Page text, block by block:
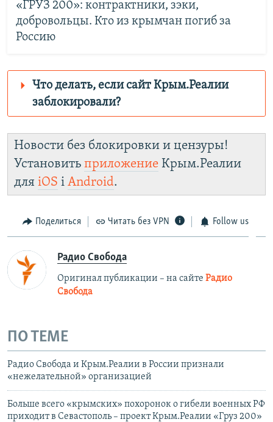
«ГРУЗ 200»: контрактники, зэки,
добровольцы. Кто из крымчан погиб за
Россию
Что делать, если сайт Крым.Реалии
заблокировали?
Крым.Реалии
зеркального сайта:
https://d2rsmg816jzc8o.cloudfront.net/
установить VPN
Новости без блокировки и цензуры!
Установить приложение Крым.Реалии
для iOS і Android.
Поделиться Читать без VPN Follow us
Радио Свобода
Оригинал публикации – на сайте Радио
Свобода
ПО ТЕМЕ
Радио Свобода и Крым.Реалии в России признали
«нежелательной» организацией
Больше всего «крымских» похоронок о гибели военных РФ
приходит в Севастополь – проект Крым.Реалии «Груз 200»